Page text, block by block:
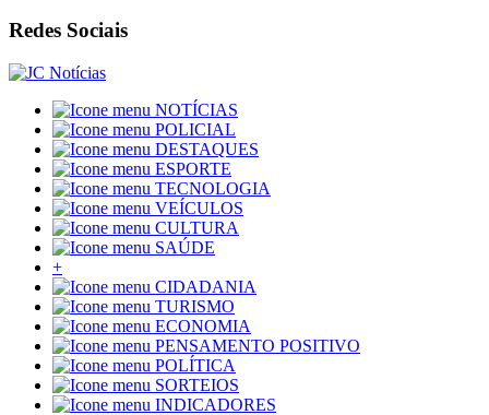
Redes Sociais
NOTÍCIAS
POLICIAL
DESTAQUES
ESPORTE
TECNOLOGIA
VEÍCULOS
CULTURA
SAÚDE
+
CIDADANIA
TURISMO
ECONOMIA
PENSAMENTO POSITIVO
POLÍTICA
SORTEIOS
INDICADORES